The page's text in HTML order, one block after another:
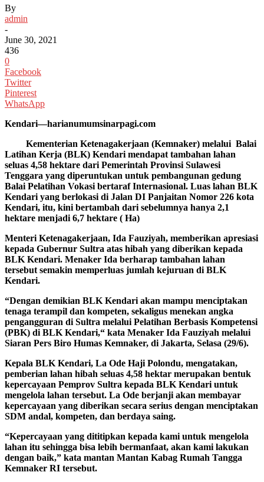
By
admin
-
June 30, 2021
436
0
Facebook
Twitter
Pinterest
WhatsApp
Kendari—harianumumsinarpagi.com
Kementerian Ketenagakerjaan (Kemnaker) melalui Balai
Latihan Kerja (BLK) Kendari mendapat tambahan lahan
seluas 4,58 hektare dari Pemerintah Provinsi Sulawesi
Tenggara yang diperuntukan untuk pembangunan gedung
Balai Pelatihan Vokasi bertaraf Internasional. Luas lahan BLK
Kendari yang berlokasi di Jalan DI Panjaitan Nomor 226 kota
Kendari, itu, kini bertambah dari sebelumnya hanya 2,1
hektare menjadi 6,7 hektare ( Ha)
Menteri Ketenagakerjaan, Ida Fauziyah, memberikan apresiasi
kepada Gubernur Sultra atas hibah yang diberikan kepada
BLK Kendari. Menaker Ida berharap tambahan lahan
tersebut semakin memperluas jumlah kejuruan di BLK
Kendari.
“Dengan demikian BLK Kendari akan mampu menciptakan
tenaga terampil dan kompeten, sekaligus menekan angka
pengangguran di Sultra melalui Pelatihan Berbasis Kompetensi
(PBK) di BLK Kendari,“ kata Menaker Ida Fauziyah melalui
Siaran Pers Biro Humas Kemnaker, di Jakarta, Selasa (29/6).
Kepala BLK Kendari, La Ode Haji Polondu, mengatakan,
pemberian lahan hibah seluas 4,58 hektar merupakan bentuk
kepercayaan Pemprov Sultra kepada BLK Kendari untuk
mengelola lahan tersebut. La Ode berjanji akan membayar
kepercayaan yang diberikan secara serius dengan menciptakan
SDM andal, kompeten, dan berdaya saing.
“Kepercayaan yang dititipkan kepada kami untuk mengelola
lahan itu sehingga bisa lebih bermanfaat, akan kami lakukan
dengan baik,” kata mantan Mantan Kabag Rumah Tangga
Kemnaker RI tersebut.